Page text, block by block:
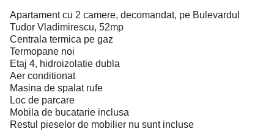
Apartament cu 2 camere, decomandat, pe Bulevardul
Tudor Vladimirescu, 52mp
Centrala termica pe gaz
Termopane noi
Etaj 4, hidroizolatie dubla
Aer conditionat
Masina de spalat rufe
Loc de parcare
Mobila de bucatarie inclusa
Restul pieselor de mobilier nu sunt incluse